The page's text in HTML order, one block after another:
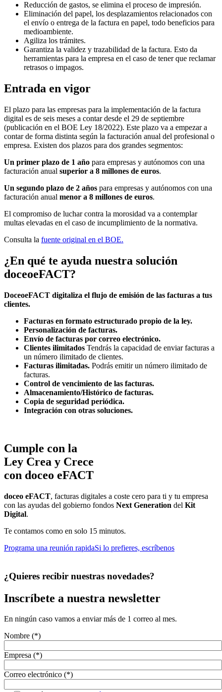
Reducción de gastos, se elimina el proceso de impresión.
Eliminación del papel, los desplazamientos relacionados con
el envío o entrega de la factura en papel, todo beneficios para
medioambiente.
Agiliza los trámites.
Garantiza la validez y trazabilidad de la factura. Esto da
herramientas para la empresa en el caso de tener que reclamar
retrasos o impagos.
Entrada en vigor
El plazo para las empresas para la implementación de la factura
digital es de seis meses a contar desde el 29 de septiembre
(publicación en el BOE Ley 18/2022). Este plazo va a empezar a
contar de forma distinta según la facturación anual del profesional o
empresa. Existen dos plazos para dos grandes segmentos:
Un primer plazo de 1 año para empresas y autónomos con una
facturación anual superior a 8 millones de euros.
Un segundo plazo de 2 años para empresas y autónomos con una
facturación anual menor a 8 millones de euros.
El compromiso de luchar contra la morosidad va a contemplar
multas elevadas en el caso de incumplimiento de la normativa.
Consulta la fuente original en el BOE.
¿En qué te ayuda nuestra solución
doceoeFACT?
DoceoeFACT digitaliza el flujo de emisión de las facturas a tus
clientes.
Facturas en formato estructurado propio de la ley.
Personalización de facturas.
Envío de facturas por correo electrónico.
Clientes ilimitados Tendrás la capacidad de enviar facturas a
un número ilimitado de clientes.
Facturas ilimitadas. Podrás emitir un número ilimitado de
facturas.
Control de vencimiento de las facturas.
Almacenamiento/Histórico de facturas.
Copia de seguridad periódica.
Integración con otras soluciones.
Cumple con la
Ley Crea y Crece
con doceo eFACT
doceo eFACT, facturas digitales a coste cero para ti y tu empresa
con las ayudas del gobierno fondos Next Generation del Kit
Digital.
Te contamos como en solo 15 minutos.
Programa una reunión rapidaSi lo prefieres, escríbenos
¿Quieres recibir nuestras novedades?
Inscríbete a nuestra newsletter
En ningún caso vamos a enviar más de 1 correo al mes.
Nombre (*)
Empresa (*)
Correo electrónico (*)